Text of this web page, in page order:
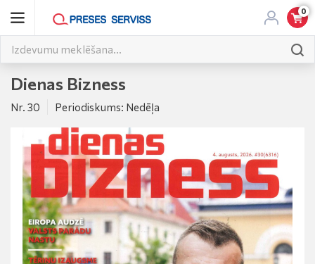
0
Dienas Bizness
Nr. 30 Periodiskums: Nedēļa